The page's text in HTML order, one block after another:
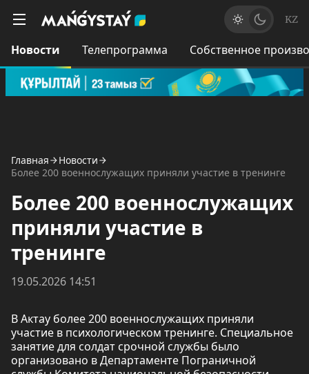
KZ
Новости Телепрограмма Собственное
Главная
Новости
Более 200 военнослужащих приняли участие в тренинге
Более 200 военнослужащих
приняли участие в
тренинге
19.05.2026 14:51
В Актау более 200 военнослужащих приняли
участие в психологическом тренинге. Специальное
занятие для солдат срочной службы было
организовано в Департаменте Пограничной